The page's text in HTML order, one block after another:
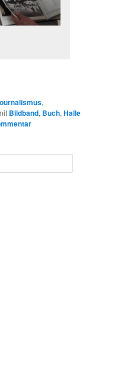
,
Bildband, Buch,Halle